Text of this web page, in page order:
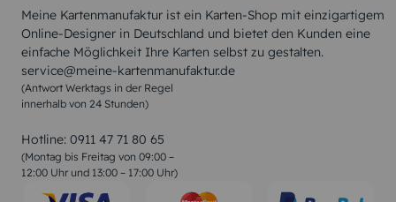
Meine Kartenmanufaktur ist ein Karten-Shop mit einzigartigem
Online-Designer in Deutschland und bietet den Kunden eine
einfache Möglichkeit Ihre Karten selbst zu gestalten.
service@meine-kartenmanufaktur.de
(Antwort Werktags in der Regel
innerhalb von 24 Stunden)
Hotline: 0911 47 71 80 65
(Montag bis Freitag von 09:00 –
12:00 Uhr und 13:00 – 17:00 Uhr)